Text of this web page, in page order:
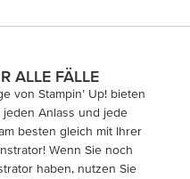
ALLE FÄLLE
von Stampin’ Up! bieten
Anlass und jede
besten gleich mit Ihrer
Wenn Sie noch
haben, nutzen Sie